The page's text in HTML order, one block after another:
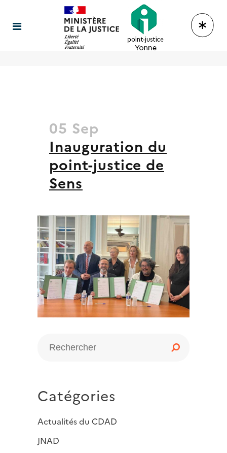
05 Sep
Inauguration du
point-justice de
Sens
Catégories
Actualités du CDAD
JNAD